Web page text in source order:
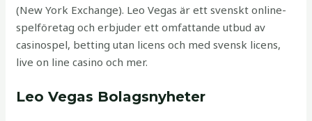
(New York Exchange). Leo Vegas är ett svenskt online-
spelföretag och erbjuder ett omfattande utbud av
casinospel, betting utan licens och med svensk licens,
live on line casino och mer.
Leo Vegas Bolagsnyheter